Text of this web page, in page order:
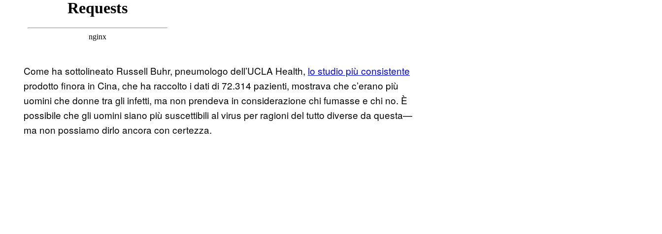
Come ha sottolineato Russell Buhr, pneumologo dell’UCLA Health, lo studio più consistente
prodotto finora in Cina, che ha raccolto i dati di 72.314 pazienti, mostrava che c’erano più
uomini che donne tra gli infetti, ma non prendeva in considerazione chi fumasse e chi no. È
possibile che gli uomini siano più suscettibili al virus per ragioni del tutto diverse da questa—
ma non possiamo dirlo ancora con certezza.